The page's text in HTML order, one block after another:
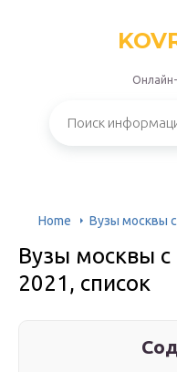
Home Вузы москвы
Вузы москвы
2021, список